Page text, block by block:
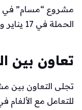
الحملة في 17 يناير وحتى الآن.
تعاون بين
تجلى التعاون بين
للتعامل مع الألغام